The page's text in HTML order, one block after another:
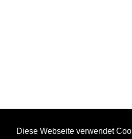
Diese Webseite verwendet